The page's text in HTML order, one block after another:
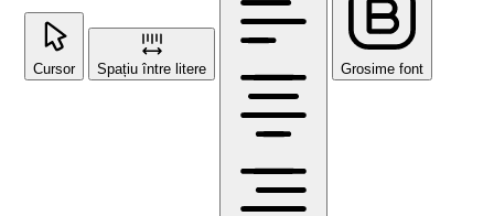
Cursor Spațiu între litere Grosime font